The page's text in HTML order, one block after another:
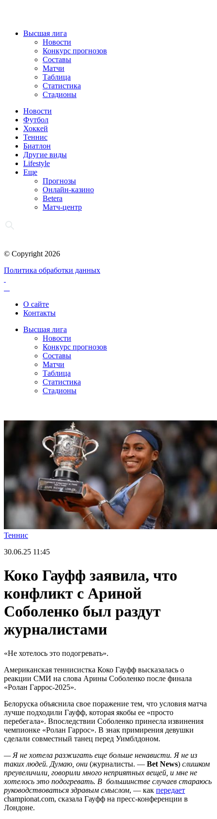
Высшая лига
Новости
Конкурс прогнозов
Составы
Матчи
Таблица
Статистика
Стадионы
Новости
Футбол
Хоккей
Теннис
Биатлон
Другие виды
Lifestyle
Еще
Прогнозы
Онлайн-казино
Betera
Матч-центр
© Copyright 2026
Политика обработки данных
О сайте
Контакты
Высшая лига
Новости
Конкурс прогнозов
Составы
Матчи
Таблица
Статистика
Стадионы
Теннис
30.06.25 11:45
Коко Гауфф заявила, что
конфликт с Ариной
Соболенко был раздут
журналистами
«Не хотелось это подогревать».
Американская теннисистка Коко Гауфф высказалась о
реакции СМИ на слова Арины Соболенко после финала
«Ролан Гаррос-2025».
Белоруска объяснила свое поражение тем, что условия матча
лучше подходили Гауфф, которая якобы ее «просто
перебегала». Впоследствии Соболенко принесла извинения
чемпионке «Ролан Гаррос». В знак примирения девушки
сделали совместный танец перед Уимблдоном.
— Я не хотела разжигать еще больше ненависти. Я не из
таких людей. Думаю, они (журналисты. — Bet News) слишком
преувеличили, говорили много неприятных вещей, и мне не
хотелось это подогревать. В большинстве случаев стараюсь
руководствоваться здравым смыслом, — как передает
championat.com, сказала Гауфф на пресс-конференции в
Лондоне.